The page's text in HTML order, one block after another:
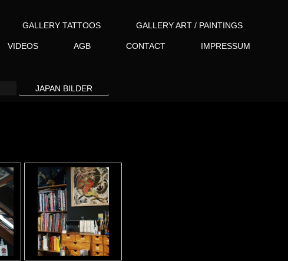
GALLERY TATTOOS GALLERY ART / PAINTINGS
VIDEOS AGB CONTACT IMPRESSUM
JAPAN BILDER